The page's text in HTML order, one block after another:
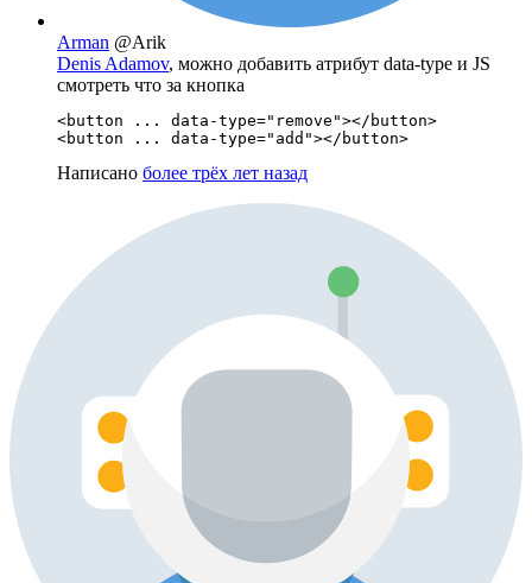
Arman @Arik
Denis Adamov, можно добавить атрибут data-type и JS
смотреть что за кнопка
<button ... data-type="remove"></button>
<button ... data-type="add"></button>
Написано более трёх лет назад